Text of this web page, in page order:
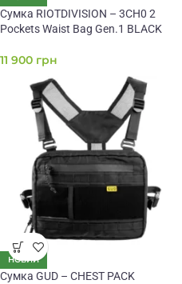
Сумка RIOTDIVISION – 3CH0 2
Pockets Waist Bag Gen.1 BLACK
11 900 грн
НОВИЙ
Сумка GUD – CHEST PACK